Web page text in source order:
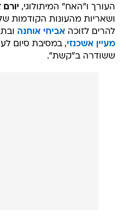
העורך ו"האח" המיתולוגי, יורם
ושאריות מהעונות הקודמות
להרים לזוכה אביחי אוחנה
מעיין אשכנזי, במסיבת סיום
ששודרה ב"קשת".